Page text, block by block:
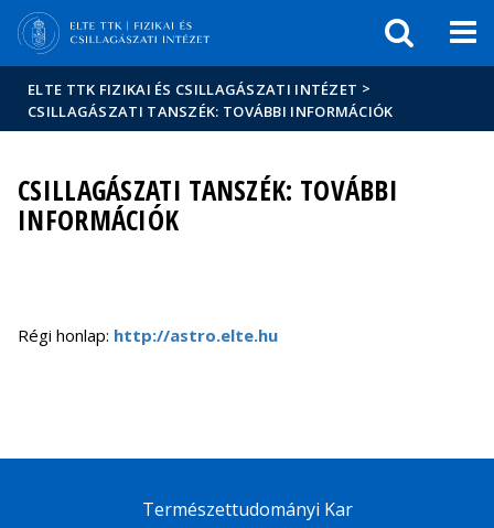
Események
sajtóban
ELTE TTK FIZIKAI ÉS CSILLAGÁSZATI INTÉZET >
CSILLAGÁSZATI TANSZÉK: TOVÁBBI INFORMÁCIÓK
CSILLAGÁSZATI TANSZÉK: TOVÁBBI
INFORMÁCIÓK
Régi honlap: http://astro.elte.hu
Természettudományi Kar